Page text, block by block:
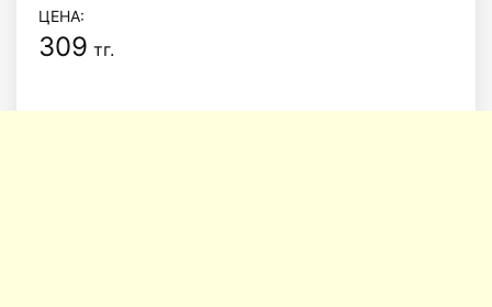
ЦЕНА:
309 тг.